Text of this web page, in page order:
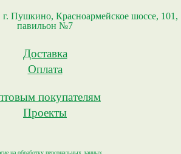
г. Пушкино, Красноармейское шоссе, 101,
павильон №7
Доставка
Оплата
покупателям
Проекты
на обработку персональных данных.